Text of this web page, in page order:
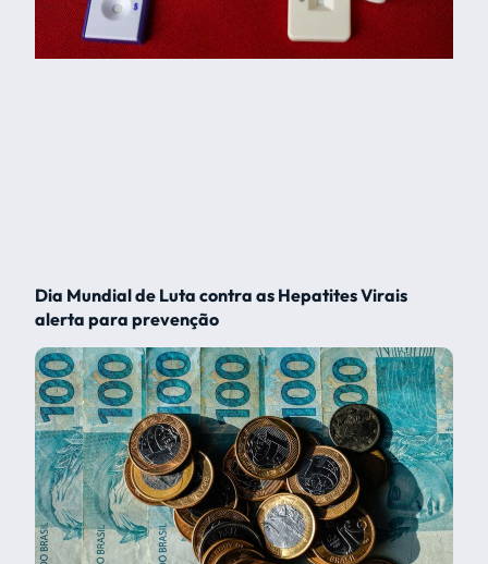
Dia Mundial de Luta contra as Hepatites Virais
alerta para prevenção